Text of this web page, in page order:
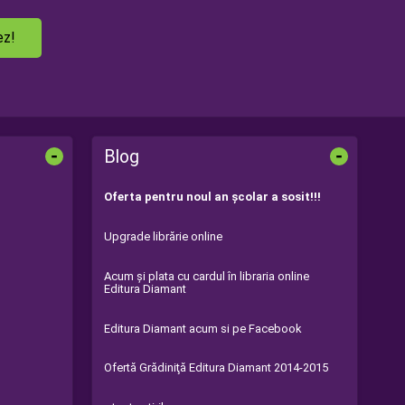
- Blog -
Oferta pentru noul an şcolar a sosit!!!
Upgrade librărie online
Acum şi plata cu cardul în libraria online
Editura Diamant
Editura Diamant acum si pe Facebook
Ofertă Grădiniţă Editura Diamant 2014-2015